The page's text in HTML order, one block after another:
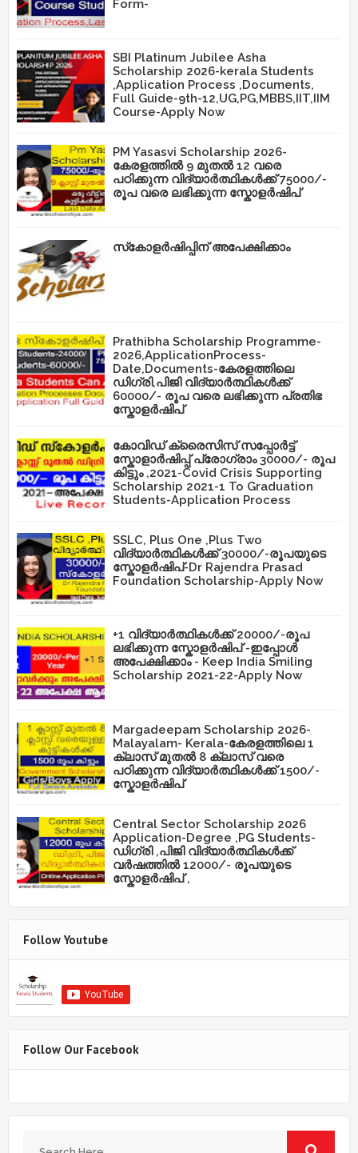
Form-
SBI Platinum Jubilee Asha
Scholarship 2026-kerala Students
,Application Process ,Documents,
Full Guide-9th-12,UG,PG,MBBS,IIT,IIM
Course-Apply Now
PM Yasasvi Scholarship 2026-
കേരളത്തിൽ 9 മുതൽ 12 വരെ
പഠിക്കുന്ന വിദ്യാർത്ഥികൾക്ക് 75000/-
രൂപ വരെ ലഭിക്കുന്ന സ്കോളർഷിപ്
സ്‌കോളർഷിപ്പിന് അപേക്ഷിക്കാം
Prathibha Scholarship Programme-
2026,ApplicationProcess-
Date,Documents-കേരളത്തിലെ
ഡിഗ്രി,പിജി വിദ്യാർത്ഥികൾക്ക്
60000/- രൂപ വരെ ലഭിക്കുന്ന പ്രതിഭ
സ്കോളർഷിപ്
കോവിഡ് ക്രൈസിസ് സപ്പോർട്ട്
സ്കോളാർഷിപ്പ് പ്രോഗ്രാം 30000/- രൂപ
കിട്ടും ,2021-Covid Crisis Supporting
Scholarship 2021-1 To Graduation
Students-Application Process
SSLC, Plus One ,Plus Two
വിദ്യാർത്ഥികൾക്ക് 30000/-രൂപയുടെ
സ്കോളർഷിപ്-Dr Rajendra Prasad
Foundation Scholarship-Apply Now
+1 വിദ്യാർത്ഥികൾക്ക് 20000/-രൂപ
ലഭിക്കുന്ന സ്കോളർഷിപ് -ഇപ്പോൾ
അപേക്ഷിക്കാം - Keep India Smiling
Scholarship 2021-22-Apply Now
Margadeepam Scholarship 2026-
Malayalam- Kerala-കേരളത്തിലെ 1
ക്ലാസ് മുതൽ 8 ക്ലാസ് വരെ
പഠിക്കുന്ന വിദ്യാർത്ഥികൾക്ക് 1500/-
സ്കോളർഷിപ്
Central Sector Scholarship 2026
Application-Degree ,PG Students-
ഡിഗ്രി ,പിജി വിദ്യാർത്ഥികൾക്ക്
വർഷത്തിൽ 12000/- രൂപയുടെ
സ്കോളർഷിപ് ,
Follow Youtube
Follow Our Facebook